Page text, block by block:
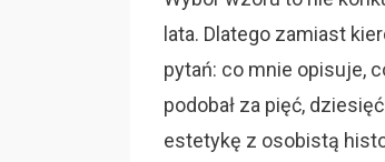
lata. Dlatego zamiast
pytań: co mnie opisuje,
podobał za pięć,
estetykę z osobistą